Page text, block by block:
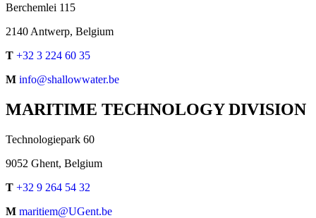
Berchemlei 115
2140 Antwerp, Belgium
T +32 3 224 60 35
M info@shallowwater.be
MARITIME TECHNOLOGY DIVISION
Technologiepark 60
9052 Ghent, Belgium
T +32 9 264 54 32
M maritiem@UGent.be